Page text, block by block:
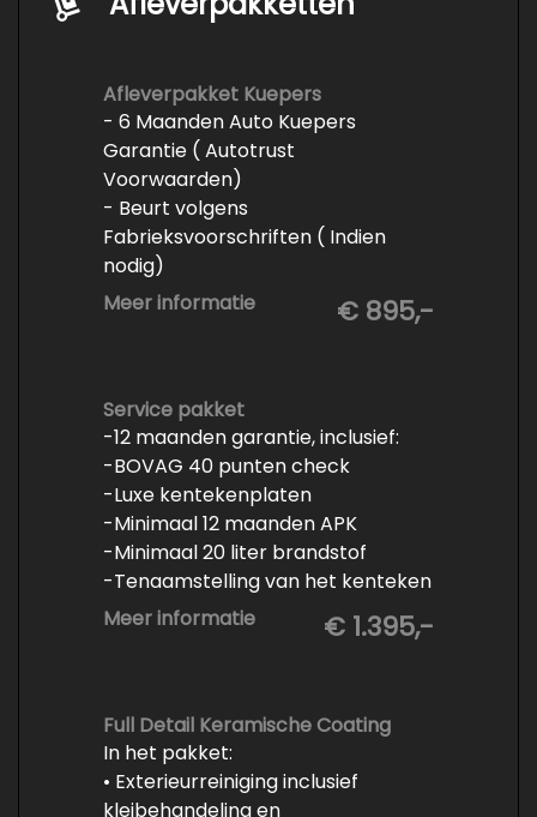
Afleverpakket Kuepers
- 6 Maanden Auto Kuepers
Garantie ( Autotrust
Voorwaarden)
- Beurt volgens
Fabrieksvoorschriften ( Indien
nodig)
- Minimaal 6 maanden APK
- Minimaal 3 mm banden profiel
vrijwaren
- Volledige inspectie
- Poetsen binnen en buiten
Meer informatie € 895,-
Service pakket
-12 maanden garantie, inclusief:
-BOVAG 40 punten check
-Luxe kentekenplaten
-Minimaal 12 maanden APK
-Minimaal 20 liter brandstof
-Tenaamstelling van het kenteken
-Vrijwaren van de inruilauto
polijsten
Meer informatie € 1.395,-
Full Detail Keramische Coating
In het pakket:
• Exterieurreiniging inclusief
kleibehandeling en